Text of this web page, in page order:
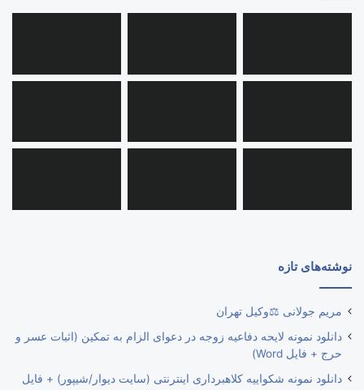
نوشته‌های تازه
مریم جولانی ⚖️وکیل تهران
دانلود نمونه لایحه دفاعیه زوجه در دعوای الزام به تمکین (اثبات عسر و
حرج + فایل Word)
دانلود نمونه شکواییه کلاهبرداری اینترنتی (سایت دیوار/شیپور) + فایل